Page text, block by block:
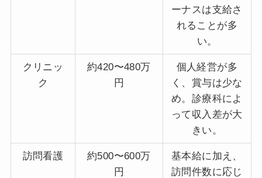
ーナスは支給さ
れることが多
い。
クリニッ
ク
約420〜480万
円
個人経営が多
く、賞与は少な
め。診療科によ
って収入差が大
きい。
訪問看護
約500〜600万
円
基本給に加え、
訪問件数に応じ